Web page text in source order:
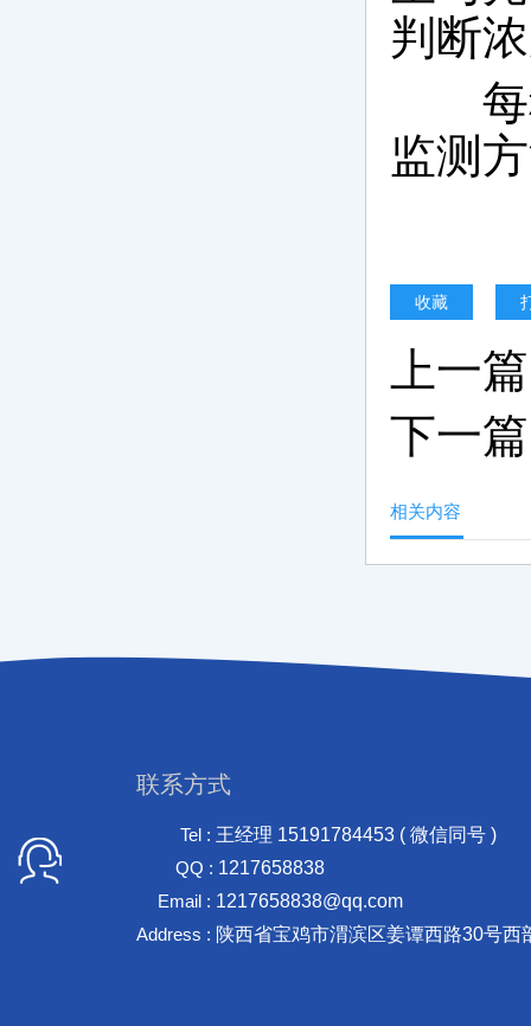
判断
每种
监测
收藏
上一
下一
相关内容
联系方式
Tel : 王经理 15191784453 ( 微信同号 )
QQ : 1217658838
Email : 1217658838@qq.com
Address : 陕西省宝鸡市渭滨区姜谭西路30号